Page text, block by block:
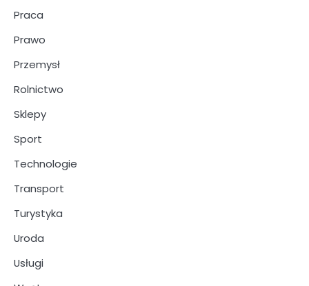
Praca
Prawo
Przemysł
Rolnictwo
Sklepy
Sport
Technologie
Transport
Turystyka
Uroda
Usługi